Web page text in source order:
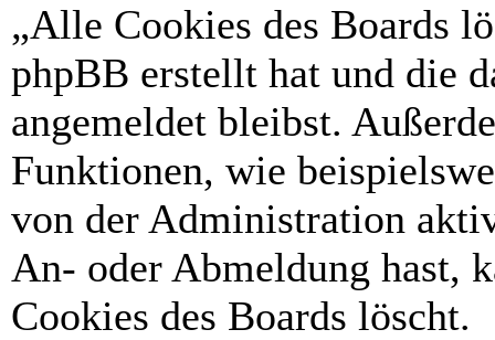
„Alle Cookies des Boards
phpBB erstellt hat und die
angemeldet bleibst.
Funktionen, wie
von der Administration
An- oder Abmeldung hast,
Cookies des Boards löscht.